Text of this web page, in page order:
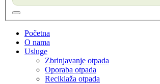
Početna
O nama
Usluge
Zbrinjavanje otpada
Oporaba otpada
Reciklaža otpada